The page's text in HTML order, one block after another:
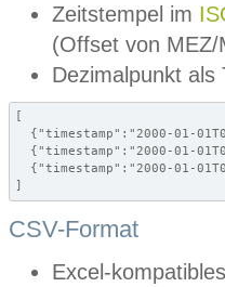
Zeitstempel im
(Offset von MEZ/
Dezimalpunkt als
[
{"timestamp":"2000-01-
{"timestamp":"2000-01-
{"timestamp":"2000-01-
]
CSV-Format
Excel-